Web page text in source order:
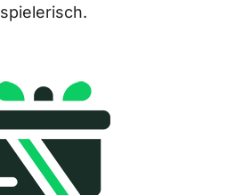
spielerisch.